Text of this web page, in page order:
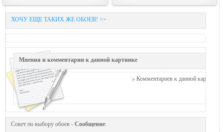
ХОЧУ ЕЩЕ ТАКИХ ЖЕ ОБОЕВ! >>
Мнения и комментарии к данной картинке
Комментариев к данной картинке
Совет по выбору обоев - Сообщение: